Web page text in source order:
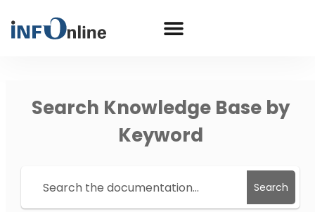
Search Knowledge Base by
Keyword
Search